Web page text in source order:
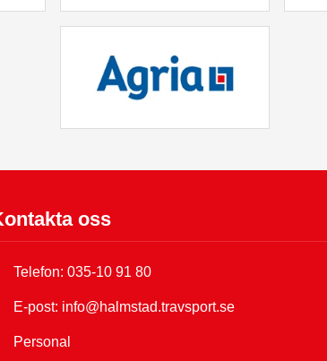
oss
Telefon: 035-10 91 80
E-post: info@halmstad.travsport.se
Personal